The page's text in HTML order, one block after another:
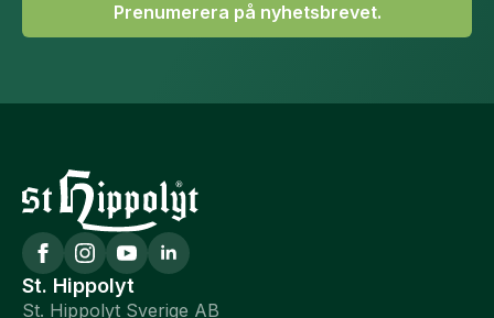
Prenumerera på nyhetsbrevet.
St. Hippolyt
St. Hippolyt Sverige AB